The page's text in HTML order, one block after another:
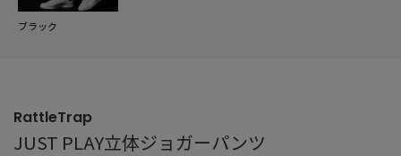
ブラック
RattleTrap
JUST PLAY立体ジョガーパンツ